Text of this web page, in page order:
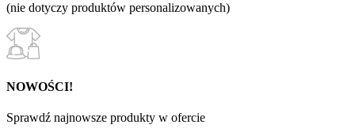
(nie dotyczy produktów personalizowanych)
NOWOŚCI!
Sprawdź najnowsze produkty w ofercie